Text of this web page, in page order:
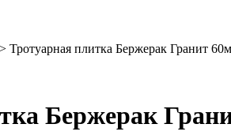
> Тротуарная плитка Бержерак Гранит
Бержерак